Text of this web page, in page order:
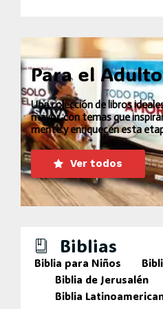
Para el
Una colección de libros
mayor, con temas que
mente y enriquecen esta
Ver todos
Biblias
Biblia para Niños
Biblia de Jerusalén
Biblia